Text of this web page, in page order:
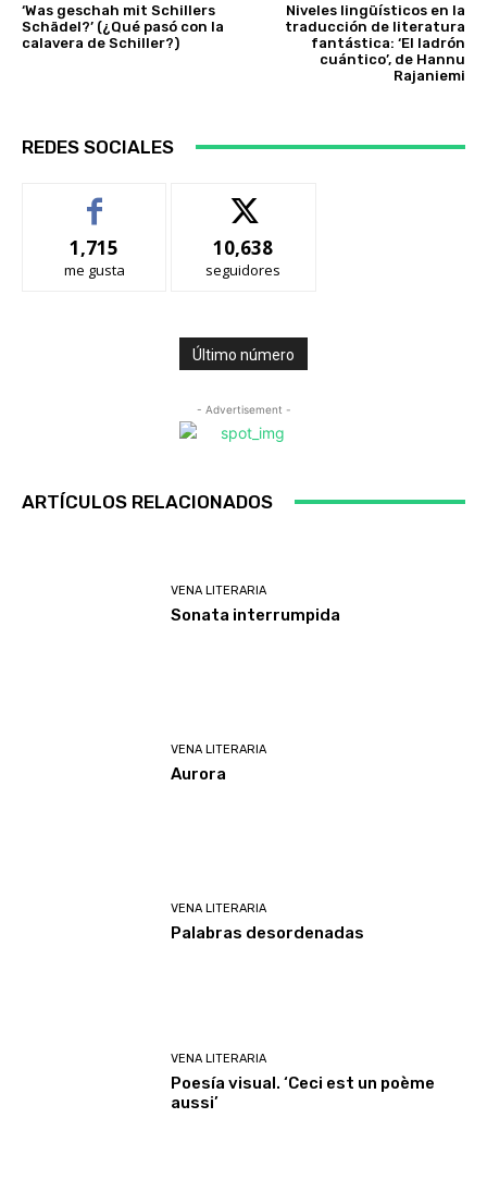
‘Was geschah mit Schillers
Schädel?’ (¿Qué pasó con la
calavera de Schiller?)
Niveles lingüísticos en la
traducción de literatura
fantástica: ‘El ladrón
cuántico’, de Hannu
Rajaniemi
REDES SOCIALES
1,715
me gusta
10,638
seguidores
Último número
- Advertisement -
ARTÍCULOS RELACIONADOS
VENA LITERARIA
Sonata interrumpida
VENA LITERARIA
Aurora
VENA LITERARIA
Palabras desordenadas
VENA LITERARIA
Poesía visual. ‘Ceci est un poème
aussi’